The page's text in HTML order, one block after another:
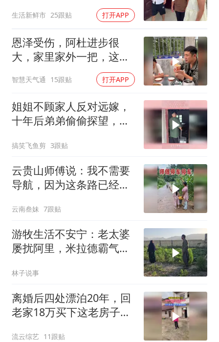
生活新鲜市 25跟贴 打开APP
恩泽受伤，阿杜进步很
大，家里家外一把，这才
智慧天气通 15跟贴 打开APP
姐姐不顾家人反对远嫁，
十年后弟弟偷偷探望，所
搞笑飞鱼剪 3跟贴
云贵山师傅说：我不需要
导航，因为这条路已经刻
云南叁妹 7跟贴
游牧生活不安宁：老太婆
屡扰阿里，米拉德霸气赶
林子说事
离婚后四处漂泊20年，回
老家18万买下这老房子，
流云综艺 11跟贴